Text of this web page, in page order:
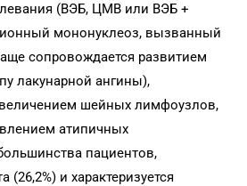
(ВЭБ, ЦМВ или ВЭБ +
мононуклеоз, вызванный
сопровождается развитием
лакунарной ангины),
шейных лимфоузлов,
атипичных
пациентов,
(26,2%) и характеризуется